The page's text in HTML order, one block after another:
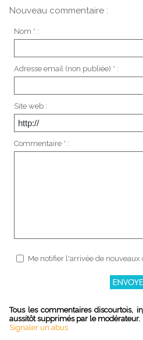
Nouveau commentaire :
Nom * :
Adresse email (non publiée) * :
Site web :
Commentaire * :
Me notifier l'arrivée de
Tous les commentaires discourtois,
aussitôt supprimés par le modérateur.
Signaler un abus